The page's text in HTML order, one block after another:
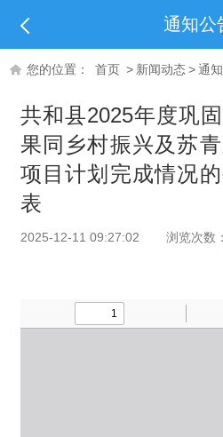
通知公
您的位置： 首页 > 新闻动态>通
共和县2025年度巩
果同乡村振兴及苏
项目计划完成情况
表
2025-12-11 09:27:02 浏览次数：